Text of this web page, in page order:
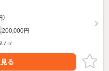
200,000円
㎡
る